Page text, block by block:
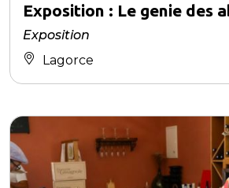
Exposition : Le genie des
Exposition
Lagorce